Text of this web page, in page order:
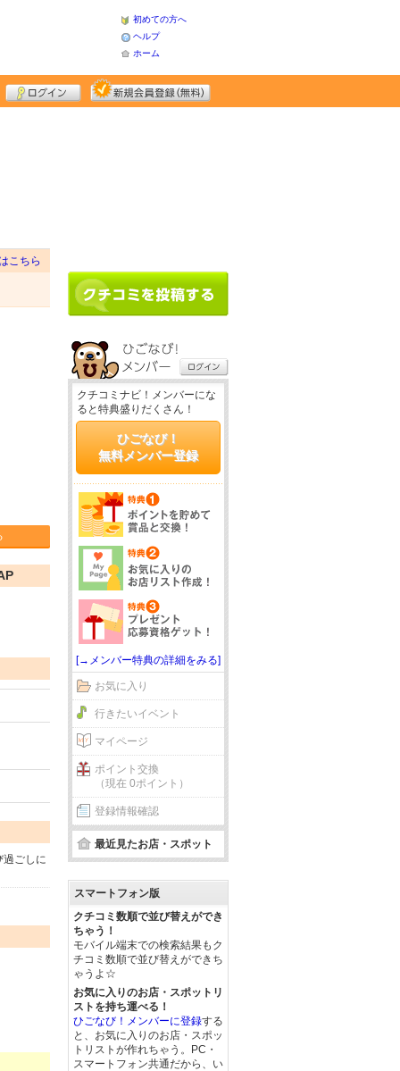
初めての方へ
ヘルプ
ホーム
こちら
過ごしに
クチコミナビ！メンバーにな
ると特典盛りだくさん！
ひごなび！
無料メンバー登録
[→メンバー特典の詳細をみる]
お気に入り
行きたいイベント
マイページ
ポイント交換
（現在 0ポイント）
登録情報確認
最近見たお店・スポット
スマートフォン版
クチコミ数順で並び替えができ
ちゃう！
モバイル端末での検索結果もク
チコミ数順で並び替えができち
ゃうよ☆
お気に入りのお店・スポットリ
ストを持ち運べる！
ひごなび！メンバーに登録する
と、お気に入りのお店・スポッ
トリストが作れちゃう。PC・
スマートフォン共通だから、い